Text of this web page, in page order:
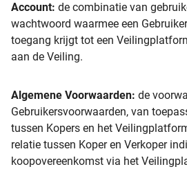
Account: de combinatie van
wachtwoord waarmee een
toegang krijgt tot een
aan de Veiling.
Algemene Voorwaarden: de
Gebruikersvoorwaarden, van
tussen Kopers en het
relatie tussen Koper en Verkoper
koopovereenkomst via het